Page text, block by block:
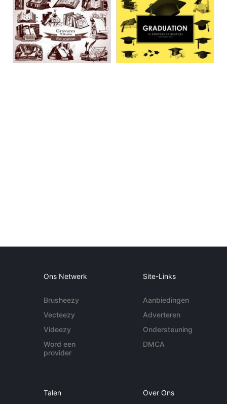
Ons Netwerk
Brusheezy
Vecteezy
Videezy
Word een
provider
Site-Links
Aanbiedingen
Adverteren
Ondersteuning
DMCA
Talen Over Ons